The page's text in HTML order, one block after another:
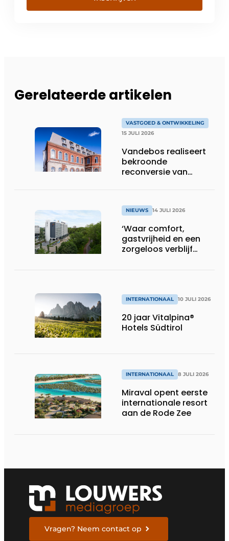
Gerelateerde artikelen
VASTGOED & ONTWIKKELING
15 JULI 2026
Vandebos realiseert
bekroonde
reconversie van
NIEUWS 14 JULI 2026
‘Waar comfort,
gastvrijheid en een
zorgeloos verblijf
INTERNATIONAAL 10 JULI 2026
20 jaar Vitalpina®
Hotels Südtirol
INTERNATIONAAL 8 JULI 2026
Miraval opent eerste
internationale resort
aan de Rode Zee
Vragen? Neem contact op